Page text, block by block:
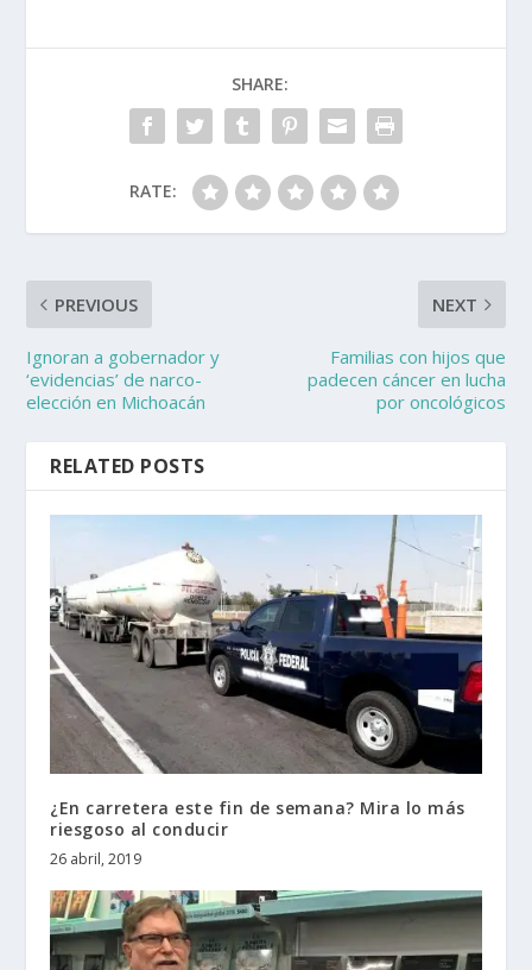
SHARE:
RATE:
PREVIOUS
Ignoran a gobernador y
‘evidencias’ de narco-
elección en Michoacán
NEXT
Familias con hijos que
padecen cáncer en lucha
por oncológicos
RELATED POSTS
¿En carretera este fin de semana? Mira lo más
riesgoso al conducir
26 abril, 2019